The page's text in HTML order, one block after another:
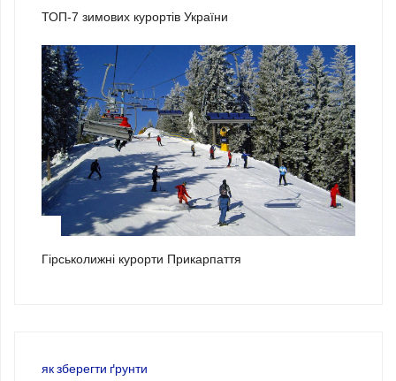
ТОП-7 зимових курортів України
Гірськолижні курорти Прикарпаття
як зберегти ґрунти